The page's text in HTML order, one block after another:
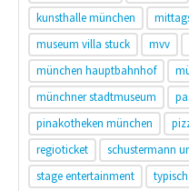
kunsthalle münchen
museum villa stuck
mvv
münchen hauptbahnhof
münchner stadtmuseum
pinakotheken münchen
regioticket
schustermann
stage entertainment